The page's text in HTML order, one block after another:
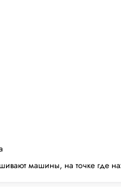
машины, на точке где